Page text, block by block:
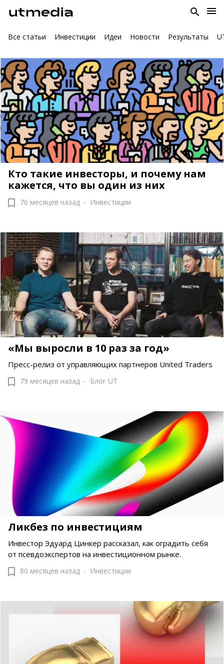
Все статьи Инвестиции Идеи Новости Результаты
Кто такие инвесторы, и почему нам
кажется, что вы один из них
76 месяцев назад Инвестиции
«Мы выросли в 10 раз за год»
Пресс-релиз от управляющих партнеров United Traders
79 месяцев назад Блог UT
Ликбез по инвестициям
Инвестор Эдуард Цинкер рассказал, как оградить себя
от псевдоэкспертов на инвестиционном рынке.
80 месяцев назад Инвестиции